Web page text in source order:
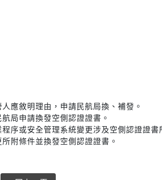
應敘明理由，申請民航局換、補發。
局申請換發空側認證證書。
序或安全管理系統變更涉及空側認證證書
附條件並換發空側認證證書。